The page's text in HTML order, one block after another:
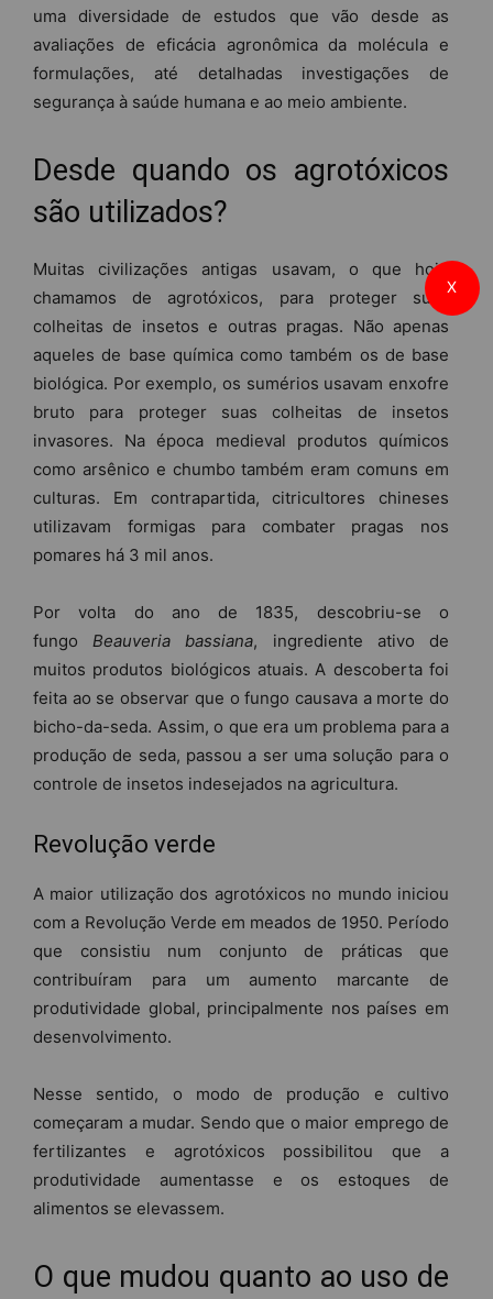
uma diversidade de estudos que vão desde as
avaliações de eficácia agronômica da molécula e
formulações, até detalhadas investigações de
segurança à saúde humana e ao meio ambiente.
Desde quando os agrotóxicos
são utilizados?
Muitas civilizações antigas usavam, o que hoje
chamamos de agrotóxicos, para proteger suas
colheitas de insetos e outras pragas. Não apenas
aqueles de base química como também os de base
biológica. Por exemplo, os sumérios usavam enxofre
bruto para proteger suas colheitas de insetos
invasores. Na época medieval produtos químicos
como arsênico e chumbo também eram comuns em
culturas. Em contrapartida, citricultores chineses
utilizavam formigas para combater pragas nos
pomares há 3 mil anos.
Por volta do ano de 1835, descobriu-se o
fungo Beauveria bassiana, ingrediente ativo de
muitos produtos biológicos atuais. A descoberta foi
feita ao se observar que o fungo causava a morte do
bicho-da-seda. Assim, o que era um problema para a
produção de seda, passou a ser uma solução para o
controle de insetos indesejados na agricultura.
Revolução verde
A maior utilização dos agrotóxicos no mundo iniciou
com a Revolução Verde em meados de 1950. Período
que consistiu num conjunto de práticas que
contribuíram para um aumento marcante de
produtividade global, principalmente nos países em
desenvolvimento.
Nesse sentido, o modo de produção e cultivo
começaram a mudar. Sendo que o maior emprego de
fertilizantes e agrotóxicos possibilitou que a
produtividade aumentasse e os estoques de
alimentos se elevassem.
O que mudou quanto ao uso de
X